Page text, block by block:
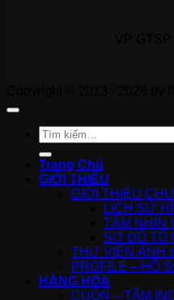
Tìm
kiếm:
Trang Chủ
GIỚI THIỆU
GIỚI THIỆU
LỊCH SỬ
TẦM NHÌN
SƠ ĐỒ TỔ
THƯ VIỆN ẢNH
PROFILE – HỒ
HÀNG HÓA
CUỘN – TẤM